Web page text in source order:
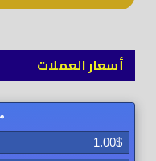
أسعار العملات